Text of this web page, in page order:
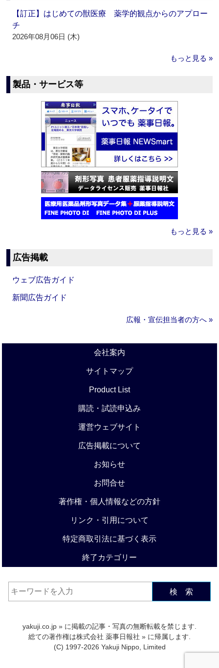
【訂正】はじめての獣医療 薬学的観点からのアプロー
チ
2026年08月06日 (木)
もっと見る »
製品・サービス等
もっと見る »
広告掲載
ウェブ広告ガイド
新聞広告ガイド
広報・宣伝担当者の方へ »
会社案内
サイトマップ
Product List
購読・試読申込み
運営ウェブサイト
広告掲載について
お知らせ
お問合せ
著作権・個人情報などの方針
リンク・引用について
特定商取引法に基づく表示
終了カテゴリー
検 索
yakuji.co.jp » に掲載の記事・写真の無断転載を禁じます.
総ての著作権は株式会社 薬事日報社 » に帰属します.
(C) 1997-2026 Yakuji Nippo, Limited